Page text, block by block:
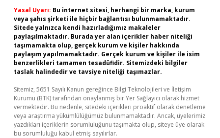
Yasal Uyarı: Bu internet sitesi, herhangi bir marka, kurum
veya şahıs şirketi ile hiçbir bağlantısı bulunmamaktadır.
Sitede yalnızca kendi hazırladığımız makaleler
paylaşılmaktadır. Burada yer alan içerikler haber niteliği
taşımamakta olup, gerçek kurum ve kişiler hakkında
paylaşım yapılmamaktadır. Gerçek kurum ve kişiler ile isim
benzerlikleri tamamen tesadüfidir. Sitemizdeki bilgiler
taslak halindedir ve tavsiye niteliği taşımazlar.
Sitemiz, 5651 Sayılı Kanun gereğince Bilgi Teknolojileri ve İletişim
Kurumu (BTK) tarafından onaylanmış bir Yer Sağlayıcı olarak hizmet
vermektedir. Bu nedenle, sitedeki içerikleri proaktif olarak denetleme
veya araştırma yükümlülüğümüz bulunmamaktadır. Ancak, üyelerimiz
yazdıkları içeriklerin sorumluluğunu taşımakta olup, siteye üye olarak
bu sorumluluğu kabul etmiş sayılırlar.